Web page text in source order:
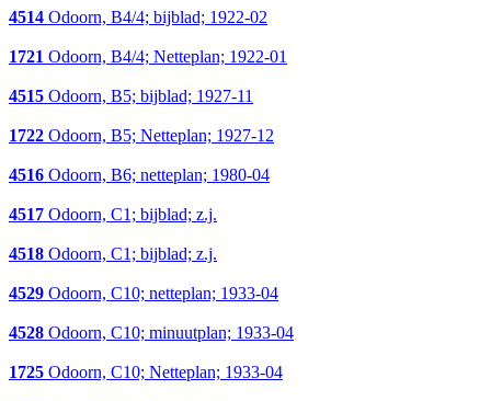
4514 Odoorn, B4/4; bijblad; 1922-02
1721 Odoorn, B4/4; Netteplan; 1922-01
4515 Odoorn, B5; bijblad; 1927-11
1722 Odoorn, B5; Netteplan; 1927-12
4516 Odoorn, B6; netteplan; 1980-04
4517 Odoorn, C1; bijblad; z.j.
4518 Odoorn, C1; bijblad; z.j.
4529 Odoorn, C10; netteplan; 1933-04
4528 Odoorn, C10; minuutplan; 1933-04
1725 Odoorn, C10; Netteplan; 1933-04